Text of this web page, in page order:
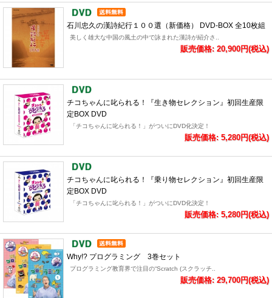
石川忠久の漢詩紀行１００選（新価格） DVD-BOX 全10枚組
美しく雄大な中国の風土の中で詠まれた漢詩が紹介さ..
販売価格: 20,900円(税込)
チコちゃんに叱られる！『生き物セレクション』初回生産限
定BOX DVD
「チコちゃんに叱られる！」がついにDVD化決定！
販売価格: 5,280円(税込)
チコちゃんに叱られる！『乗り物セレクション』初回生産限
定BOX DVD
「チコちゃんに叱られる！」がついにDVD化決定！
販売価格: 5,280円(税込)
Why!? プログラミング 3巻セット
プログラミング教育界で注目の“Scratch (スクラッチ..
販売価格: 29,700円(税込)